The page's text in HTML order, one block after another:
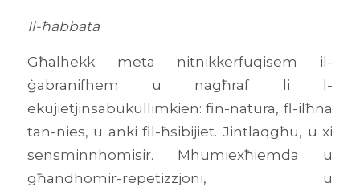
Il-ħabbata
Għalhekk meta nitnikkerfuqisem il-
ġabranifhem u nagħraf li l-
ekujietjinsabukullimkien: fin-natura, fl-ilħna
tan-nies, u anki fil-ħsibijiet. Jintlaqgħu, u xi
sensminnhomisir. Mhumiexħiemda u
għandhomir-repetizzjoni, u